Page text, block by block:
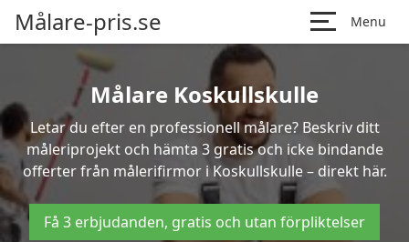
Målare-pris.se Menu
Målare Koskullskulle
Letar du efter en professionell målare? Beskriv ditt
måleriprojekt och hämta 3 gratis och icke bindande
offerter från målerifirmor i Koskullskulle – direkt här.
Få 3 erbjudanden, gratis och utan förpliktelser